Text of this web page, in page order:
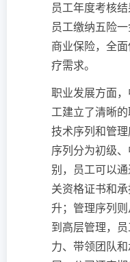
员工年度考核
员工缴纳五险
商业保险，全
疗需求。
职业发展方面
工建立了清晰
技术序列和管
序列分为初级
别，员工可以
关资格证书和
升；管理序列
到高层管理，
力、带领团队